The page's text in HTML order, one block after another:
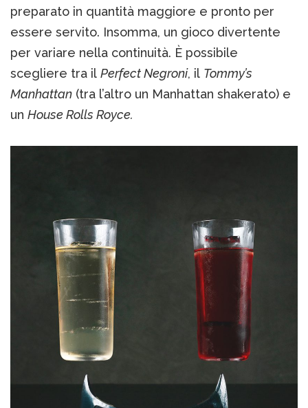
preparato in quantità maggiore e pronto per
essere servito. Insomma, un gioco divertente
per variare nella continuità. È possibile
scegliere tra il Perfect Negroni, il Tommy’s
Manhattan (tra l’altro un Manhattan shakerato) e
un House Rolls Royce.